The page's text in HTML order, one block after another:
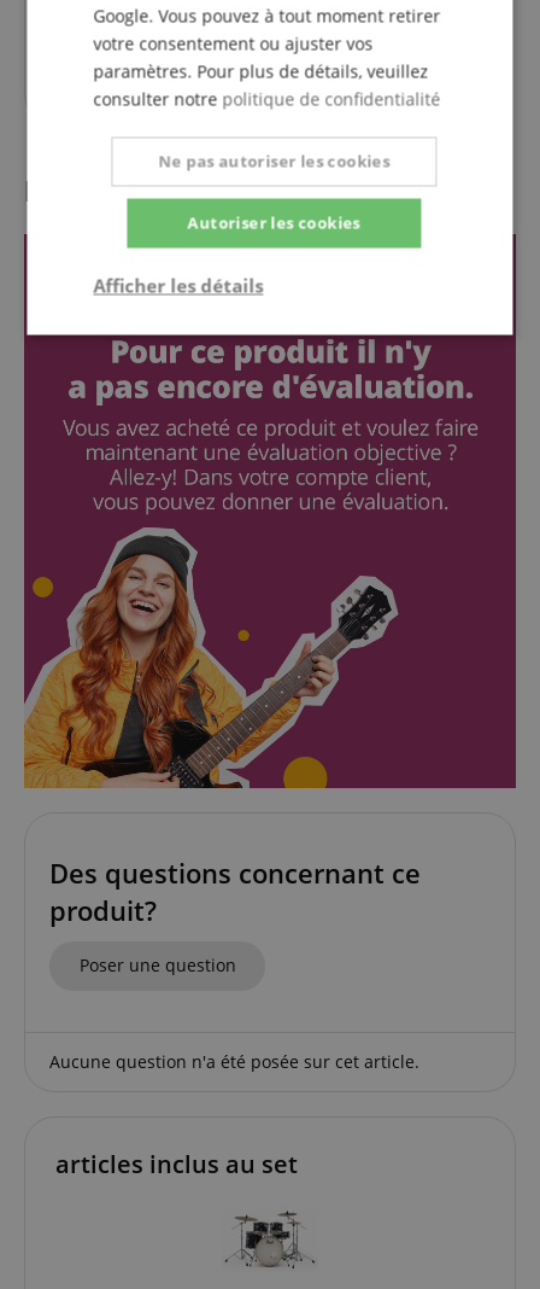
44,90€
l'évaluation des clients
Des questions concernant ce
produit?
Poser une question
Aucune question n'a été posée sur cet article.
articles inclus au set
Google. Vous pouvez à tout moment retirer
votre consentement ou ajuster vos
paramètres. Pour plus de détails, veuillez
consulter notre politique de confidentialité
Autoriser les cookies
Ne pas autoriser les cookies
Afficher les détails
Strictement
nécessaire
Performance Ciblage
Fonctionnalité
Strictement nécessaire
Performance
Ciblage
Fonctionnalité
Les cookies strictement nécessaires permettent des
fonctionnalités de base du site Web telles que la
connexion des utilisateurs et la gestion des
comptes. Le site Web ne peut pas être utilisé
correctement sans les cookies strictement
CookieScriptConsent
CookieScript
CrossDomainCookieScriptConsent_389